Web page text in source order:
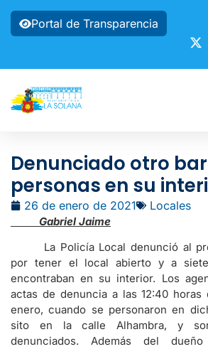
Portal de Transparencia
Denunciado otro
personas en su
26 de enero de 2021 Locales
Gabriel Jaime
La Policía Local denunció al
por tener el local abierto y a
encontraban en su interior. Los
actas de denuncia a las 12:40
enero, cuando se personaron en
sito en la calle Alhambra, y
denunciados. Además del